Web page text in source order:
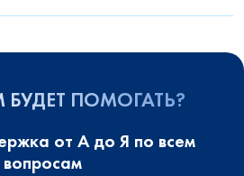
БУДЕТ ПОМОГАТЬ?
от А до Я по всем
вопросам